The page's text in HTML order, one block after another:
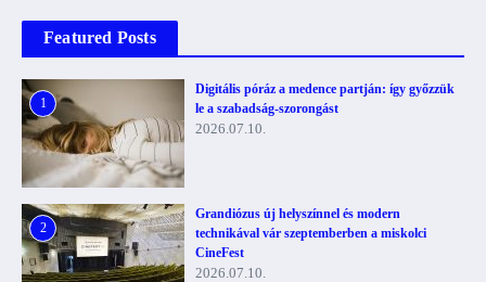
Featured Posts
1
Digitális póráz a medence partján: így győzzük
le a szabadság-szorongást
2026.07.10.
2
Grandiózus új helyszínnel és modern
technikával vár szeptemberben a miskolci
CineFest
2026.07.10.